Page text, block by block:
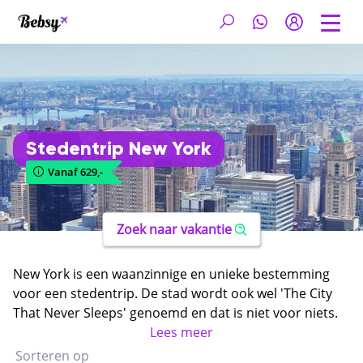
Stedentrip New York
Vanaf 629,-
Zoek naar vakantie
New York is een waanzinnige en unieke bestemming
voor een stedentrip. De stad wordt ook wel 'The City
That Never Sleeps' genoemd en dat is niet voor niets.
goedkope stedentrip New York
namelijk ogen te kort! De stad staat vol met
Lees meer
Sorteren op